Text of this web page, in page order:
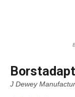
J Dewey